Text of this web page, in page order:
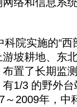
实施的“西
坡耕地、东
置了长期监
1/3 的野外
2009年，中